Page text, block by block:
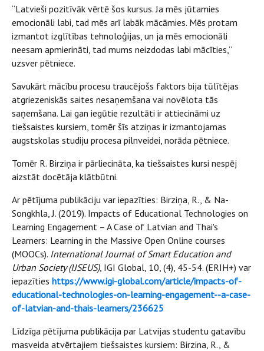
“Latvieši pozitīvāk vērtē šos kursus. Ja mēs jūtamies
emocionāli labi, tad mēs arī labāk mācāmies. Mēs protam
izmantot izglītības tehnoloģijas, un ja mēs emocionāli
neesam apmierināti, tad mums neizdodas labi mācīties,”
uzsver pētniece.
Savukārt mācību procesu traucējošs faktors bija tūlītējas
atgriezeniskās saites nesaņemšana vai novēlota tās
saņemšana. Lai gan iegūtie rezultāti ir attiecināmi uz
tiešsaistes kursiem, tomēr šīs atziņas ir izmantojamas
augstskolas studiju procesa pilnveidei, norāda pētniece.
Tomēr R. Birziņa ir pārliecināta, ka tiešsaistes kursi nespēj
aizstāt docētāja klātbūtni.
Ar pētījuma publikāciju var iepazīties: Birziņa, R., & Na-
Songkhla, J. (2019). Impacts of Educational Technologies on
Learning Engagement – A Case of Latvian and Thai's
Learners: Learning in the Massive Open Online courses
(MOOCs). International Journal of Smart Education and
Urban Society (IJSEUS), IGI Global, 10, (4), 45-54. (ERIH+) var
iepazīties https://www.igi-global.com/article/impacts-of-
educational-technologies-on-learning-engagement--a-case-
of-latvian-and-thais-learners/236625
Līdzīga pētījuma publikācija par Latvijas studentu gatavību
masveida atvērtajiem tiešsaistes kursiem: Birzina, R., &